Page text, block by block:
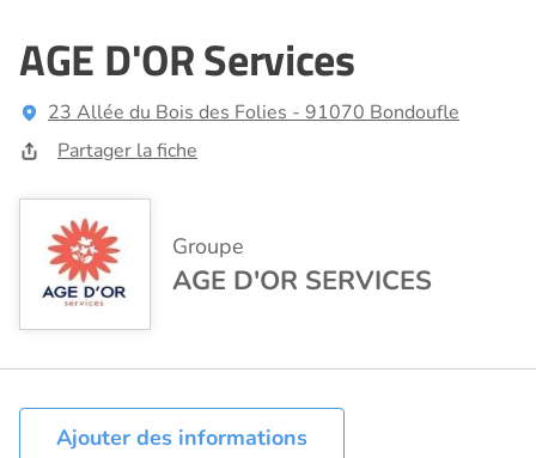
AGE D'OR Services
23 Allée du Bois des Folies - 91070 Bondoufle
Partager la fiche
Groupe
AGE D'OR SERVICES
Ajouter des informations